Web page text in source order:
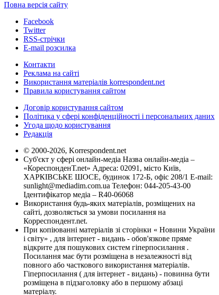
Повна версія сайту
Facebook
Twitter
RSS-стрічки
E-mail розсилка
Контакти
Реклама на сайті
Використання матеріалів korrespondent.net
Правила користування сайтом
Договір користування сайтом
Політика у сфері конфіденційності і персональних даних
Угода щодо користування
Редакція
© 2000-2026, Korrespondent.net
Суб'єкт у сфері онлайн-медіа Назва онлайн-медіа –
«КореспонденТ.net» Адреса: 02091, місто Київ,
ХАРКІВСЬКЕ ШОСЕ, будинок 172-Б, офіс 208/1 E-mail:
sunlight@mediadim.com.ua Телефон: 044-205-43-00
Ідентифікатор медіа – R40-06068
Використання будь-яких матеріалів, розміщених на
сайті, дозволяється за умови посилання на
Корреспондент.net.
При копіюванні матеріалів зі сторінки « Новини України
і світу» , для інтернет - видань - обов'язкове пряме
відкрите для пошукових систем гіперпосилання .
Посилання має бути розміщена в незалежності від
повного або часткового використання матеріалів.
Гіперпосилання ( для інтернет - видань) - повинна бути
розміщена в підзаголовку або в першому абзаці
матеріалу.